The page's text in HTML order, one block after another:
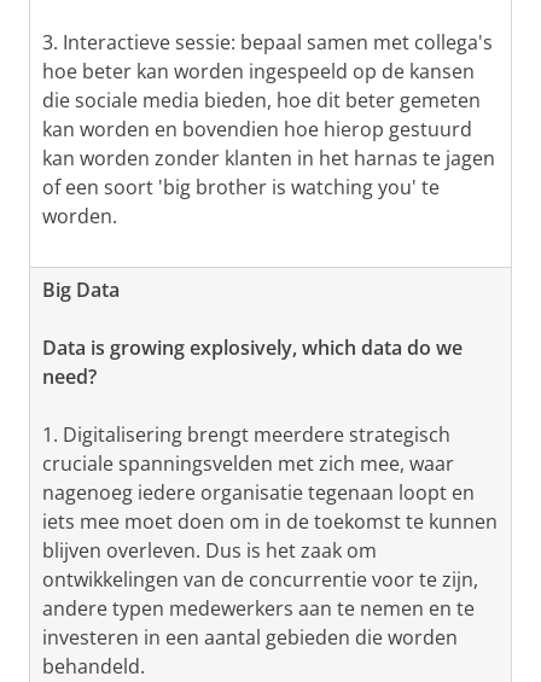
3. Interactieve sessie: bepaal samen met collega's
hoe beter kan worden ingespeeld op de kansen
die sociale media bieden, hoe dit beter gemeten
kan worden en bovendien hoe hierop gestuurd
kan worden zonder klanten in het harnas te jagen
of een soort 'big brother is watching you' te
worden.
Big Data
Data is growing explosively, which data do we
need?
1. Digitalisering brengt meerdere strategisch
cruciale spanningsvelden met zich mee, waar
nagenoeg iedere organisatie tegenaan loopt en
iets mee moet doen om in de toekomst te kunnen
blijven overleven. Dus is het zaak om
ontwikkelingen van de concurrentie voor te zijn,
andere typen medewerkers aan te nemen en te
investeren in een aantal gebieden die worden
behandeld.